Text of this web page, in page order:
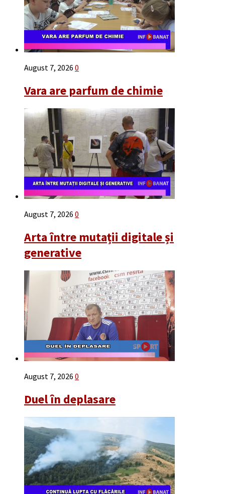
August 7, 2026 0
Vara are parfum de chimie
August 7, 2026 0
Arta între mutații digitale și
generative
August 7, 2026 0
Duel în deplasare